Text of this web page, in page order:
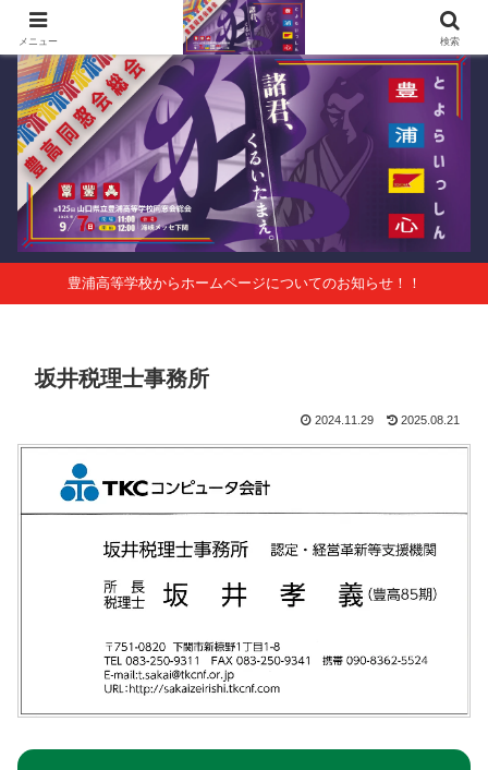
第125回山口県立豊浦高等学校同窓会総会 会報Vol.63
豊浦高等学校からホームページについてのお知らせ！！
坂井税理士事務所
2024.11.29 2025.08.21
メニュー 検索